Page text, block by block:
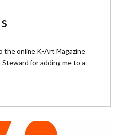
the online K-Art Magazine
for adding me to a